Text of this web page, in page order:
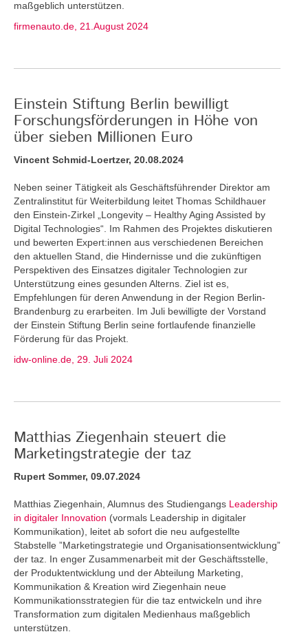
maßgeblich unterstützen.
firmenauto.de, 21.August 2024
Einstein Stiftung Berlin bewilligt
Forschungsförderungen in Höhe von
über sieben Millionen Euro
Vincent Schmid-Loertzer, 20.08.2024
Neben seiner Tätigkeit als Geschäftsführender Direktor am
Zentralinstitut für Weiterbildung leitet Thomas Schildhauer
den Einstein-Zirkel „Longevity – Healthy Aging Assisted by
Digital Technologies“. Im Rahmen des Projektes diskutieren
und bewerten Expert:innen aus verschiedenen Bereichen
den aktuellen Stand, die Hindernisse und die zukünftigen
Perspektiven des Einsatzes digitaler Technologien zur
Unterstützung eines gesunden Alterns. Ziel ist es,
Empfehlungen für deren Anwendung in der Region Berlin-
Brandenburg zu erarbeiten. Im Juli bewilligte der Vorstand
der Einstein Stiftung Berlin seine fortlaufende finanzielle
Förderung für das Projekt.
idw-online.de, 29. Juli 2024
Matthias Ziegenhain steuert die
Marketingstrategie der taz
Rupert Sommer, 09.07.2024
Matthias Ziegenhain, Alumnus des Studiengangs Leadership
in digitaler Innovation (vormals Leadership in digitaler
Kommunikation), leitet ab sofort die neu aufgestellte
Stabstelle ”Marketingstrategie und Organisationsentwicklung”
der taz. In enger Zusammenarbeit mit der Geschäftsstelle,
der Produktentwicklung und der Abteilung Marketing,
Kommunikation & Kreation wird Ziegenhain neue
Kommunikationsstrategien für die taz entwickeln und ihre
Transformation zum digitalen Medienhaus maßgeblich
unterstützen.